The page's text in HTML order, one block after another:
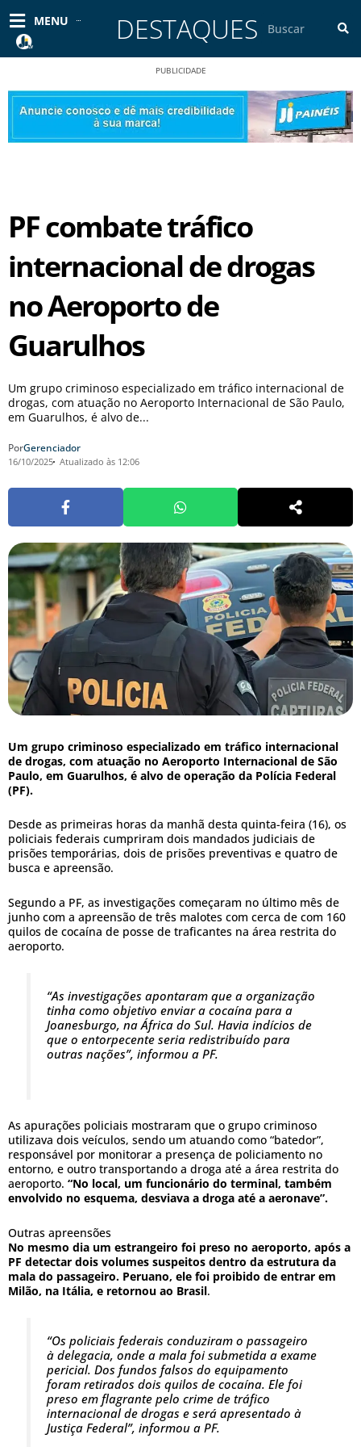
para
conteúdo
MENU DESTAQUES
PUBLICIDADE
PF combate tráfico
internacional de drogas
no Aeroporto de
Guarulhos
Um grupo criminoso especializado em tráfico internacional de
drogas, com atuação no Aeroporto Internacional de São Paulo,
em Guarulhos, é alvo de...
PorGerenciador
16/10/2025 Atualizado às 12:06
Um grupo criminoso especializado em tráfico internacional
de drogas, com atuação no Aeroporto Internacional de São
Paulo, em Guarulhos, é alvo de operação da Polícia Federal
(PF).
Desde as primeiras horas da manhã desta quinta-feira (16), os
policiais federais cumpriram dois mandados judiciais de
prisões temporárias, dois de prisões preventivas e quatro de
busca e apreensão.
Segundo a PF, as investigações começaram no último mês de
junho com a apreensão de três malotes com cerca de com 160
quilos de cocaína de posse de traficantes na área restrita do
aeroporto.
“As investigações apontaram que a organização
tinha como objetivo enviar a cocaína para a
Joanesburgo, na África do Sul. Havia indícios de
que o entorpecente seria redistribuído para
outras nações”, informou a PF.
As apurações policiais mostraram que o grupo criminoso
utilizava dois veículos, sendo um atuando como “batedor”,
responsável por monitorar a presença de policiamento no
entorno, e outro transportando a droga até a área restrita do
aeroporto. “No local, um funcionário do terminal, também
envolvido no esquema, desviava a droga até a aeronave”.
Outras apreensões
No mesmo dia um estrangeiro foi preso no aeroporto, após a
PF detectar dois volumes suspeitos dentro da estrutura da
mala do passageiro. Peruano, ele foi proibido de entrar em
Milão, na Itália, e retornou ao Brasil.
“Os policiais federais conduziram o passageiro
à delegacia, onde a mala foi submetida a exame
pericial. Dos fundos falsos do equipamento
foram retirados dois quilos de cocaína. Ele foi
preso em flagrante pelo crime de tráfico
internacional de drogas e será apresentado à
Justiça Federal”, informou a PF.